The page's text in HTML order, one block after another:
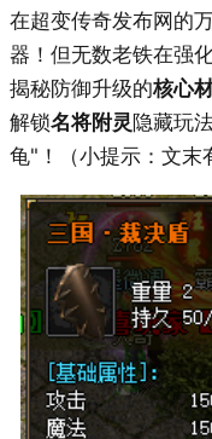
在超变传奇发布网的
器！但无数老铁在强
揭秘防御升级的核心
解锁名将附灵隐藏玩
龟"！（小提示：文末